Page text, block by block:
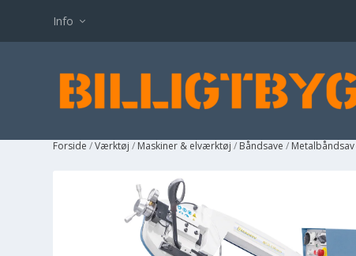
Info
Forside /Værktøj / Maskiner & elværktøj / Båndsave / Metalbåndsav